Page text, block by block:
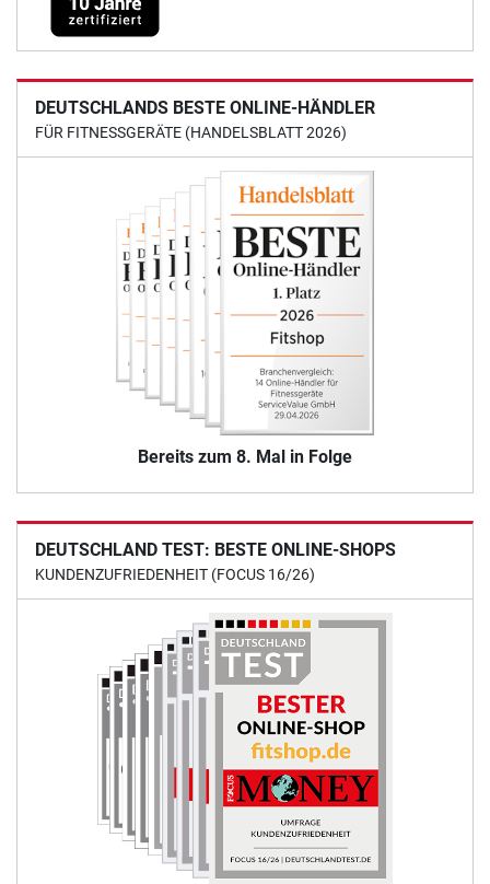
DEUTSCHLANDS BESTE ONLINE-HÄNDLER
FÜR FITNESSGERÄTE (HANDELSBLATT 2026)
Bereits zum 8. Mal in Folge
DEUTSCHLAND TEST: BESTE ONLINE-SHOPS
KUNDENZUFRIEDENHEIT (FOCUS 16/26)